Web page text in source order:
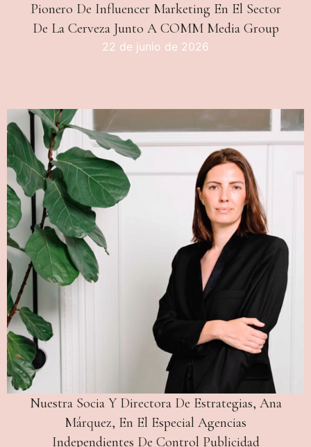
Pionero De Influencer Marketing En El Sector
De La Cerveza Junto A COMM Media Group
22 de junio de 2026
Nuestra Socia Y Directora De Estrategias, Ana
Márquez, En El Especial Agencias
Independientes De Control Publicidad